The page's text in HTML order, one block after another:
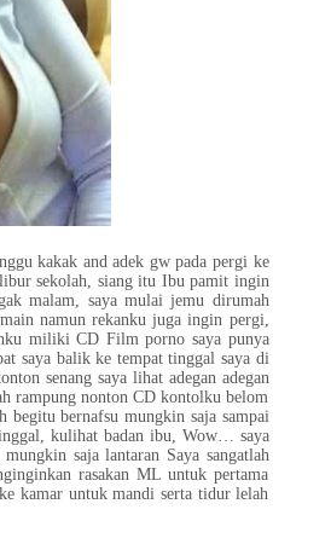
kakak and adek gw pada pergi ke
sekolah, siang itu Ibu pamit ingin
malam, saya mulai jemu dirumah
namun rekanku juga ingin pergi,
miliki CD Film porno saya punya
saya balik ke tempat tinggal saya di
senang saya lihat adegan adegan
rampung nonton CD kontolku belom
bernafsu mungkin saja sampai
kulihat badan ibu, Wow… saya
saja lantaran Saya sangatlah
rasakan ML untuk pertama
kamar untuk mandi serta tidur lelah